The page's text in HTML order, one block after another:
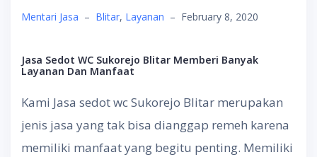
Mentari Jasa – Blitar, Layanan – February 8, 2020
Jasa Sedot WC Sukorejo Blitar Memberi Banyak
Layanan Dan Manfaat
Kami Jasa sedot wc Sukorejo Blitar merupakan
jenis jasa yang tak bisa dianggap remeh karena
memiliki manfaat yang begitu penting. Memiliki